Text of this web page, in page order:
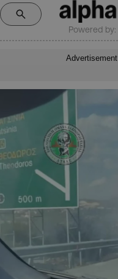
Powered by:
Advertisement